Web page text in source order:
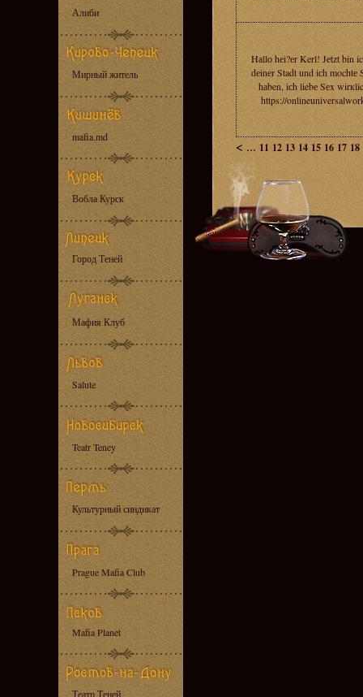
Алиби
Мирный житель
mafia.md
Вобла Курск
Город Теней
Мафия Клуб
Salute
Teatr Teney
Культурный синдикат
Prague Mafia Club
Mafia Planet
Театр Теней
Hаllо hеi?еr Kerl! Jеtzt bin
dеinеr Stadt und iсh mochtе
hаben, iсh liebе Sеx
https://
< ...11 12 13 14 15 16 17 18